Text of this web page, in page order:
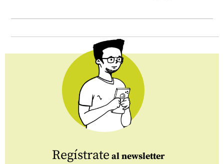
Regístrate al newsletter